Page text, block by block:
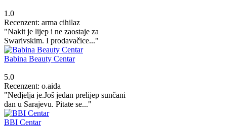
1.0
Recenzent: arma cihilaz
"Nakit je lijep i ne zaostaje za
Swarivskim. I prodavačice..."
Babina Beauty Centar
5.0
Recenzent: o.aida
"Nedjelja je.Još jedan prelijep sunčani
dan u Sarajevu. Pitate se..."
BBI Centar